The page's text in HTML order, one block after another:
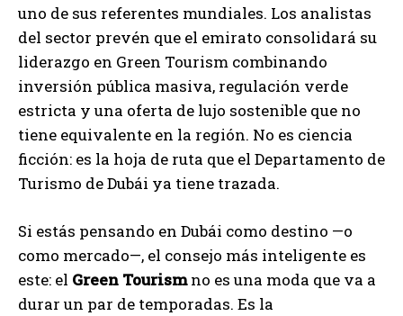
uno de sus referentes mundiales. Los analistas
del sector prevén que el emirato consolidará su
liderazgo en Green Tourism combinando
inversión pública masiva, regulación verde
estricta y una oferta de lujo sostenible que no
tiene equivalente en la región. No es ciencia
ficción: es la hoja de ruta que el Departamento de
Turismo de Dubái ya tiene trazada.
Si estás pensando en Dubái como destino —o
como mercado—, el consejo más inteligente es
este: el Green Tourismno es una moda que va a
durar un par de temporadas. Es la